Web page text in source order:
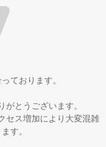
ております。
とうございます。
セス増加により大変混雑
す。